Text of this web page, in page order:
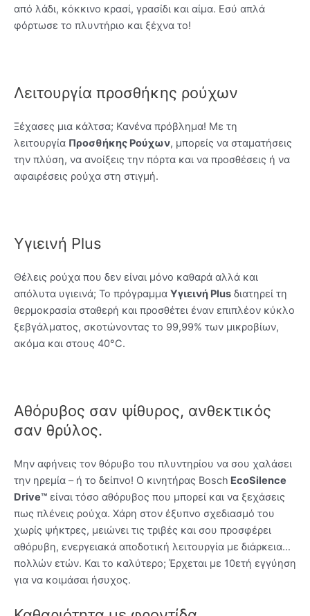
από λάδι, κόκκινο κρασί, γρασίδι και αίμα. Εσύ απλά
φόρτωσε το πλυντήριο και ξέχνα το!
Λειτουργία προσθήκης ρούχων
Ξέχασες μια κάλτσα; Κανένα πρόβλημα! Με τη
λειτουργία Προσθήκης Ρούχων, μπορείς να σταματήσεις
την πλύση, να ανοίξεις την πόρτα και να προσθέσεις ή να
αφαιρέσεις ρούχα στη στιγμή.
Υγιεινή Plus
Θέλεις ρούχα που δεν είναι μόνο καθαρά αλλά και
απόλυτα υγιεινά; Το πρόγραμμα Υγιεινή Plus διατηρεί τη
θερμοκρασία σταθερή και προσθέτει έναν επιπλέον κύκλο
ξεβγάλματος, σκοτώνοντας το 99,99% των μικροβίων,
ακόμα και στους 40°C.
Αθόρυβος σαν ψίθυρος, ανθεκτικός
σαν θρύλος.
Μην αφήνεις τον θόρυβο του πλυντηρίου να σου χαλάσει
την ηρεμία – ή το δείπνο! Ο κινητήρας Bosch EcoSilence
Drive™ είναι τόσο αθόρυβος που μπορεί και να ξεχάσεις
πως πλένεις ρούχα. Χάρη στον έξυπνο σχεδιασμό του
χωρίς ψήκτρες, μειώνει τις τριβές και σου προσφέρει
αθόρυβη, ενεργειακά αποδοτική λειτουργία με διάρκεια…
πολλών ετών. Και το καλύτερο; Έρχεται με 10ετή εγγύηση
για να κοιμάσαι ήσυχος.